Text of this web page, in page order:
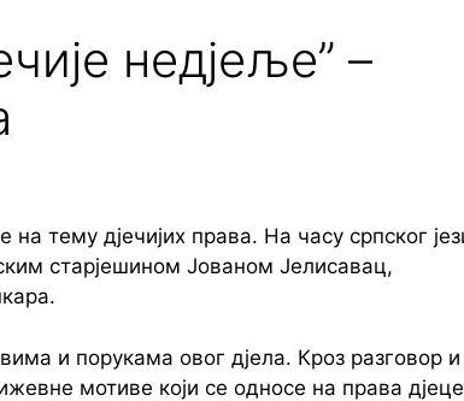
недјеље” –
тему дјечијих права. На часу српског
старјешином Јованом Јелисавац,
и порукама овог дјела. Кроз разговор и
мотиве који се односе на права